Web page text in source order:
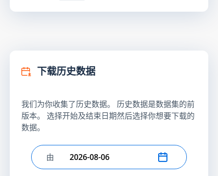
下载历史数据
我们为你收集了历史数据。 历史数据是数据集的前
版本。 选择开始及结束日期然后选择你想要下载的
数据。
选择开始日期
由